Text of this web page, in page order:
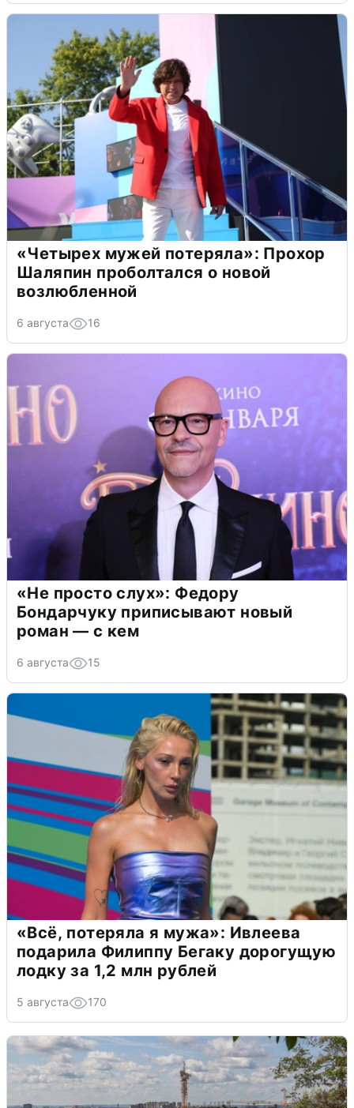
«Четырех мужей потеряла»: Прохор
Шаляпин проболтался о новой
возлюбленной
6 августа 16
«Не просто слух»: Федору
Бондарчуку приписывают новый
роман — с кем
6 августа 15
«Всё, потеряла я мужа»: Ивлеева
подарила Филиппу Бегаку дорогущую
лодку за 1,2 млн рублей
5 августа 170